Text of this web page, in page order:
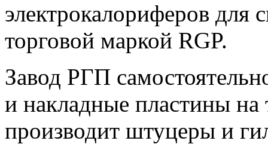
электрокалориферов
торговой маркой RGP.
Завод РГП
и накладные пластины
производит штуцеры и